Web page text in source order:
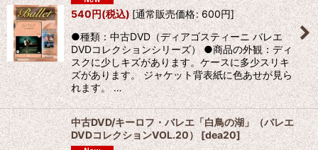
540円(税込) [通常販売価格: 600円]
●種類：中古DVD（ディアゴスティーニ バレエ
DVDコレクションシリーズ） ●商品の外観：ディ
スクに少しキズがあります。ケースに多少スリキ
ズがあります。 ジャケット背表紙に色あせが見ら
れます。 …
中古DVD/キーロフ・バレエ「白鳥の湖」（バレエ
DVDコレクションVOL.20）[dea20]